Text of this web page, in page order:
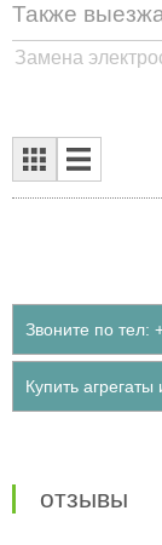
Также
Замена
Звоните по тел:
Купить
отзывы